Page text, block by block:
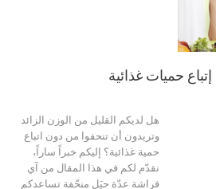
حميات غذائية
هل لديكم القليل من الوزن الزائد
وتريدون أن تنحفوا من دون اتباع
حمية غذائية؟ إليكم خبراً ساراً،
نقدّم لكم في هذا المقال من آي
فراشة عدّة حيَل منحّفة تساعدكم